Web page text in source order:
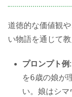
道徳的な価値観
い物語を通じて
プロンプト例 :
を6歳の娘が
い。娘はシマ